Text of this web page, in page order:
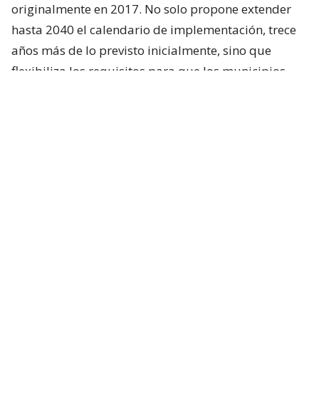
originalmente en 2017. No solo propone extender
hasta 2040 el calendario de implementación, trece
años más de lo previsto inicialmente, sino que
flexibiliza los requisitos para que los municipios